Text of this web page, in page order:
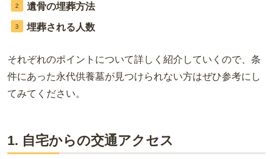
遺骨の埋葬方法
埋葬される人数
それぞれのポイントについて詳しく紹介していくので、条
件にあった永代供養墓が見つけられない方はぜひ参考にし
てみてください。
1. 自宅からの交通アクセス